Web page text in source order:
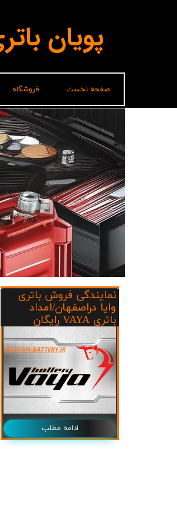
صفحه نخست فروشگاه
پویان
نمایندگی فروش باتری
وایا دراصفهان/امداد
باتری VAYA رایگان
ادامه مطلب